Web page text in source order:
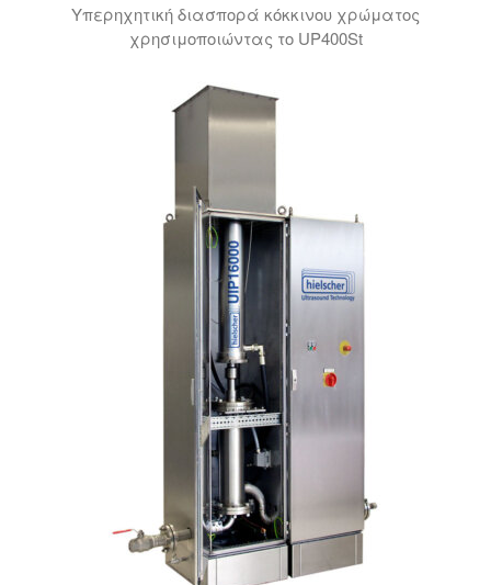
Υπερηχητική διασπορά κόκκινου χρώματος
χρησιμοποιώντας το UP400St